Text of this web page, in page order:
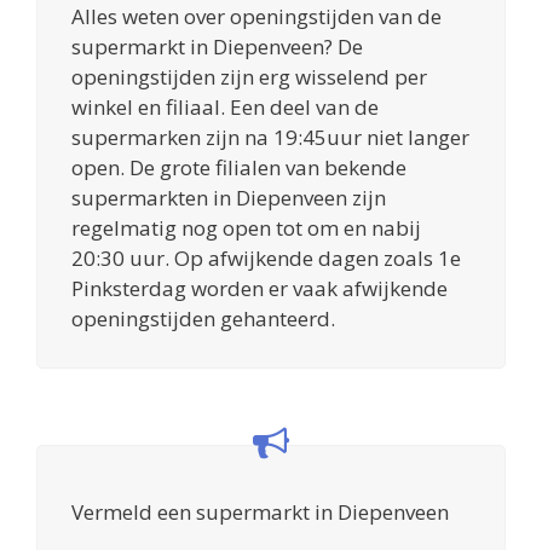
Alles weten over openingstijden van de
supermarkt in Diepenveen? De
openingstijden zijn erg wisselend per
winkel en filiaal. Een deel van de
supermarken zijn na 19:45uur niet langer
open. De grote filialen van bekende
supermarkten in Diepenveen zijn
regelmatig nog open tot om en nabij
20:30 uur. Op afwijkende dagen zoals 1e
Pinksterdag worden er vaak afwijkende
openingstijden gehanteerd.
Vermeld een supermarkt in Diepenveen